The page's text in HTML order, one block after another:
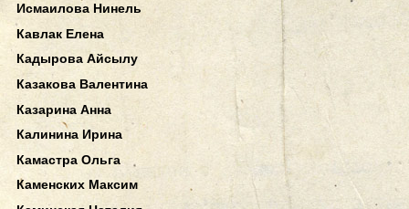
Исмаилова Нинель
Кавлак Елена
Кадырова Айсылу
Казакова Валентина
Казарина Анна
Калинина Ирина
Камастра Ольга
Каменских Максим